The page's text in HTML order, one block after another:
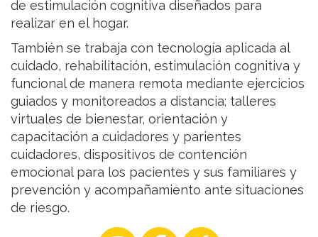
de estimulación cognitiva diseñados para
realizar en el hogar.
También se trabaja con tecnología aplicada al
cuidado, rehabilitación, estimulación cognitiva y
funcional de manera remota mediante ejercicios
guiados y monitoreados a distancia; talleres
virtuales de bienestar, orientación y
capacitación a cuidadores y parientes
cuidadores, dispositivos de contención
emocional para los pacientes y sus familiares y
prevención y acompañamiento ante situaciones
de riesgo.